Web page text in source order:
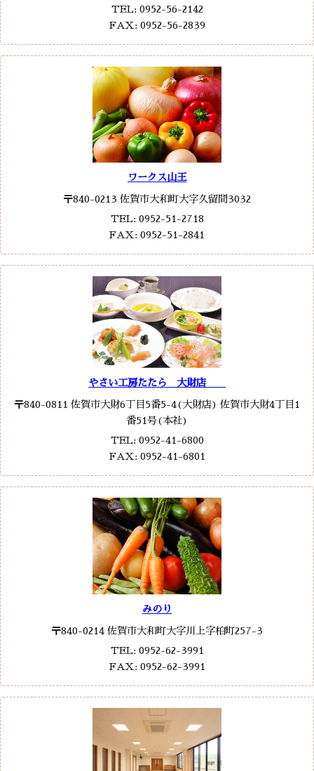
TEL: 0952-56-2142
FAX: 0952-56-2839
ワークス山王
〒840-0213 佐賀市大和町大字久留間3032
TEL: 0952-51-2718
FAX: 0952-51-2841
やさい工房たたら 大財店
〒840-0811 佐賀市大財6丁目5番5-4(大財店) 佐賀市大財4丁目1
番51号(本社)
TEL: 0952-41-6800
FAX: 0952-41-6801
みのり
〒840-0214 佐賀市大和町大字川上字柏町257-3
TEL: 0952-62-3991
FAX: 0952-62-3991